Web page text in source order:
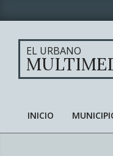
to
content
EL URBANO
Primary
Navigation
INICIO